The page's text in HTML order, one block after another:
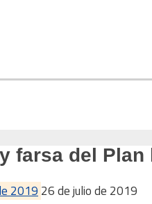
farsa del
201926 de julio de 2019